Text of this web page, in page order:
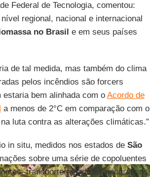
Federal de Tecnologia, comentou:
regional, nacional e internacional
no Brasil e em seus países
de tal medida, mas também do clima
pelos incêndios são forcers
bem alinhada com o Acordo de
a menos de 2°C em comparação com o
luta contra as alterações climáticas.”
in situ, medidos nos estados de São
sobre uma série de copoluentes
transporte e padrões geográficos